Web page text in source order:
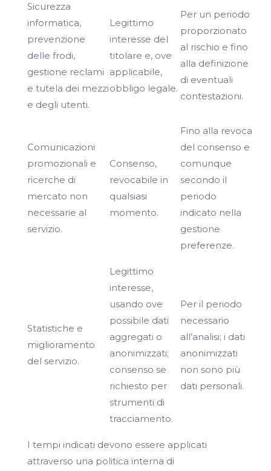
Sicurezza
informatica,
prevenzione
delle frodi,
gestione reclami
e tutela dei mezzi
e degli utenti.
Legittimo
interesse del
titolare e, ove
applicabile,
obbligo legale.
Per un periodo
proporzionato
al rischio e fino
alla definizione
di eventuali
contestazioni.
Comunicazioni
promozionali e
ricerche di
mercato non
necessarie al
servizio.
Consenso,
revocabile in
qualsiasi
momento.
Fino alla revoca
del consenso e
comunque
secondo il
periodo
indicato nella
gestione
preferenze.
Statistiche e
miglioramento
del servizio.
Legittimo
interesse,
usando ove
possibile dati
aggregati o
anonimizzati;
consenso se
richiesto per
strumenti di
tracciamento.
Per il periodo
necessario
all’analisi; i dati
anonimizzati
non sono più
dati personali.
I tempi indicati devono essere applicati
attraverso una politica interna di